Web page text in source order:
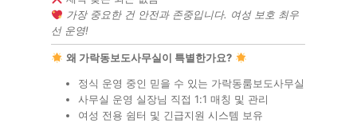
가장 중요한 건 안전과 존중입니다. 여성 보호 최우
선 운영!
왜 가락동보도사무실이 특별한가요?
정식 운영 중인 믿을 수 있는 가락동룸보도사무실
사무실 운영 실장님 직접 1:1 매칭 및 관리
여성 전용 쉼터 및 긴급지원 시스템 보유